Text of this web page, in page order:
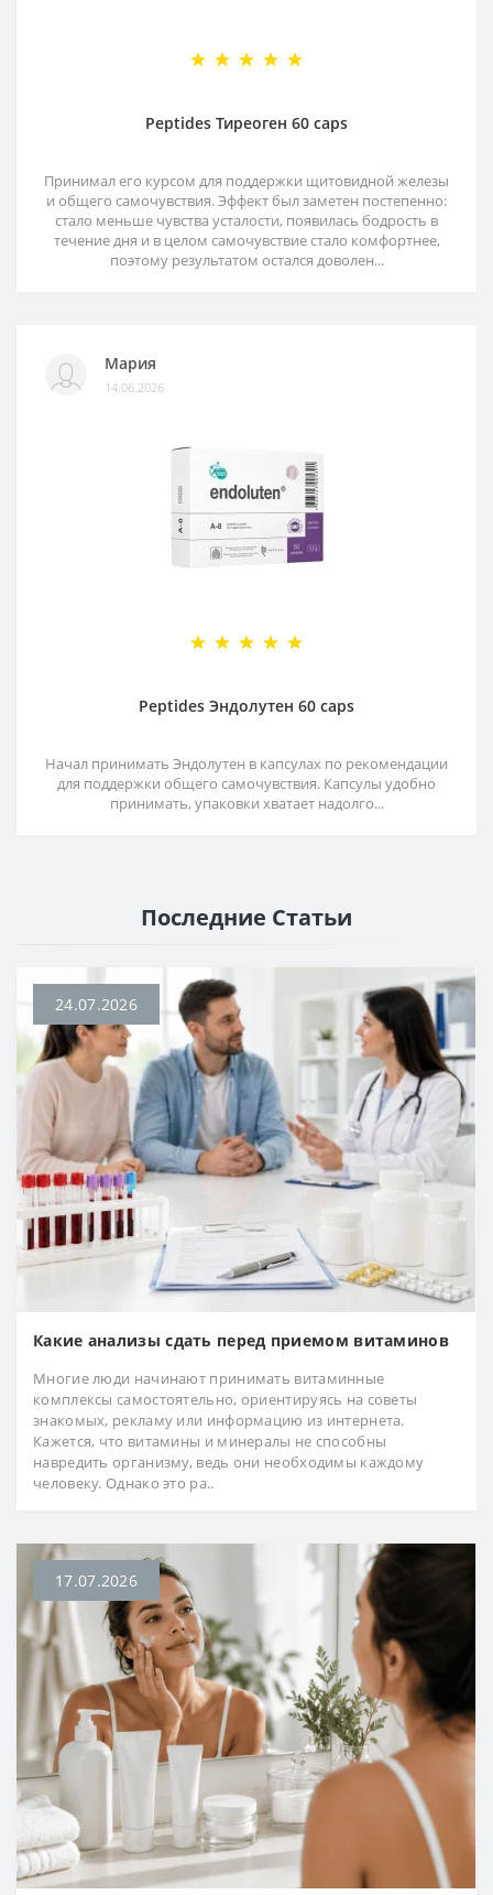
Peptides Тиреоген 60 caps
Принимал его курсом для поддержки щитовидной железы
и общего самочувствия. Эффект был заметен постепенно:
стало меньше чувства усталости, появилась бодрость в
течение дня и в целом самочувствие стало комфортнее,
поэтому результатом остался доволен...
Мария
14.06.2026
Peptides Эндолутен 60 caps
Начал принимать Эндолутен в капсулах по рекомендации
для поддержки общего самочувствия. Капсулы удобно
принимать, упаковки хватает надолго...
Последние Статьи
24.07.2026
Какие анализы сдать перед приемом витаминов
Многие люди начинают принимать витаминные
комплексы самостоятельно, ориентируясь на советы
знакомых, рекламу или информацию из интернета.
Кажется, что витамины и минералы не способны
навредить организму, ведь они необходимы каждому
человеку. Однако это ра..
17.07.2026